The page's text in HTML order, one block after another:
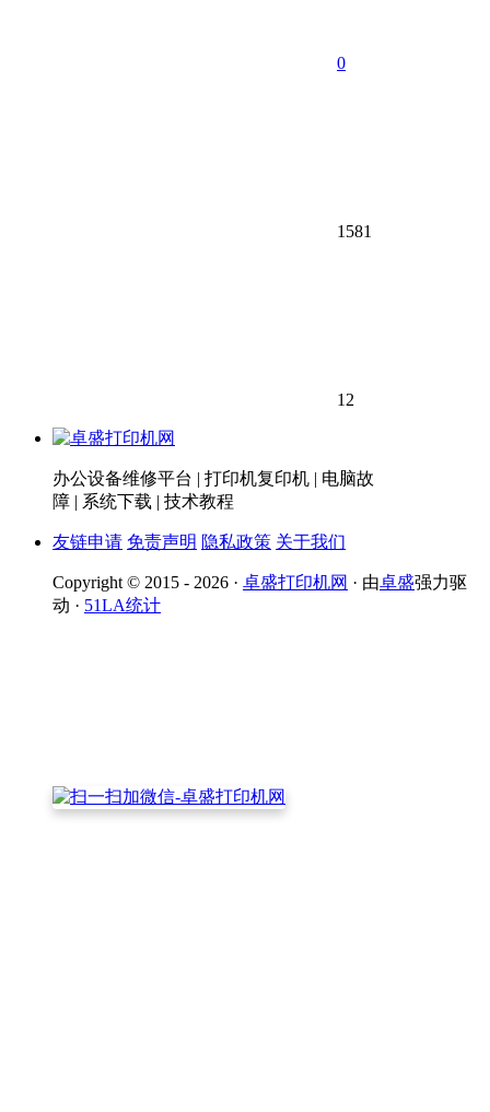
0
1581
12
办公设备维修平台 | 打印机复印机 | 电脑故
障 | 系统下载 | 技术教程
友链申请 免责声明 隐私政策 关于我们
Copyright © 2015 - 2026 · 卓盛打印机网 · 由卓盛强力驱
动 · 51LA统计